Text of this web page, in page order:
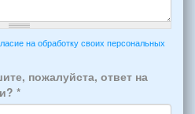
на обработку своих персональных
пожалуйста, ответ на
*